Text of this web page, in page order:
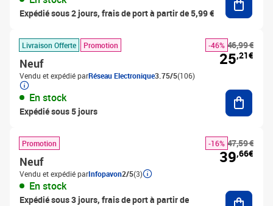
Expédié sous 2 jours, frais de port à partir de 5,99 €
Livraison Offerte Promotion
Neuf
Vendu et expédié parRéseau Electronique3.75/5(106)
En stock
Expédié sous 5 jours
46,99 €
-46%
25,21€
Promotion
Neuf
Vendu et expédié parInfopavon2/5(3)
En stock
Expédié sous 3 jours, frais de port à partir de
47,59 €
-16%
39,66€